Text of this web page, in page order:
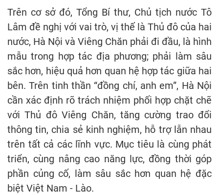
Trên cơ sở đó, Tổng Bí thư, Chủ tịch nước Tô
Lâm đề nghị với vai trò, vị thế là Thủ đô của hai
nước, Hà Nội và Viêng Chăn phải đi đầu, là hình
mẫu trong hợp tác địa phương; phải làm sâu
sắc hơn, hiệu quả hơn quan hệ hợp tác giữa hai
bên. Trên tinh thần “đồng chí, anh em”, Hà Nội
cần xác định rõ trách nhiệm phối hợp chặt chẽ
với Thủ đô Viêng Chăn, tăng cường trao đổi
thông tin, chia sẻ kinh nghiệm, hỗ trợ lẫn nhau
trên tất cả các lĩnh vực. Mục tiêu là cùng phát
triển, cùng nâng cao năng lực, đồng thời góp
phần củng cố, làm sâu sắc hơn quan hệ đặc
biệt Việt Nam - Lào.